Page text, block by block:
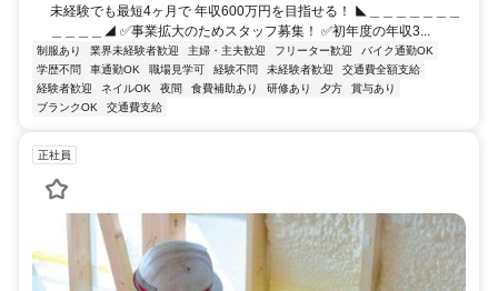
未経験でも最短4ヶ月で 年収600万円を目指せる！ ◣＿＿＿＿＿＿＿
＿＿＿＿◢ ✅事業拡大のためスタッフ募集！ ✅初年度の年収3...
制服あり 業界未経験者歓迎 主婦・主夫歓迎 フリーター歓迎
バイク通勤OK
学歴不問
車通勤OK 職場見学可 経験不問 未経験者歓迎
交通費全額支給
経験者歓迎
ネイルOK 夜間 食費補助あり 研修あり 夕方
賞与あり
ブランクOK
交通費支給
正社員